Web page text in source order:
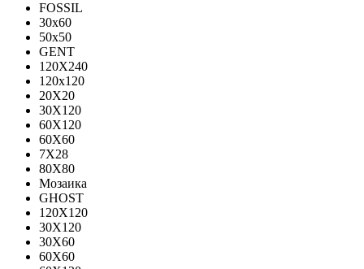
FOSSIL
30x60
50x50
GENT
120X240
120х120
20X20
30X120
60X120
60X60
7X28
80X80
Мозаика
GHOST
120X120
30X120
30X60
60X60